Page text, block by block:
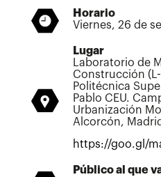
Horario
Viernes, 26 de
Lugar
Laboratorio de
Construcción (L-
Politécnica
Pablo CEU.
Urbanización
Alcorcón,
https://goo.gl/
Público al que